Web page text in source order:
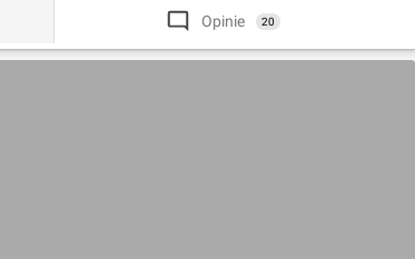
Opinie 20